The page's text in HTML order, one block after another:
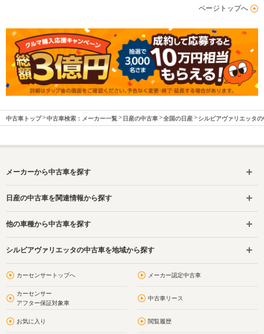
ページトップへ
中古車トップ 中古車検索：メーカー一覧 日産の中古車 全国の日産 シルビアヴァリエッタ
メーカーから中古車を探す
日産の中古車を関連情報から探す
他の車種から中古車を探す
シルビアヴァリエッタの中古車を地域から探す
カーセンサートップへ メーカー認定中古車
カーセンサー
アフター保証対象車
中古車リース
お気に入り 閲覧履歴